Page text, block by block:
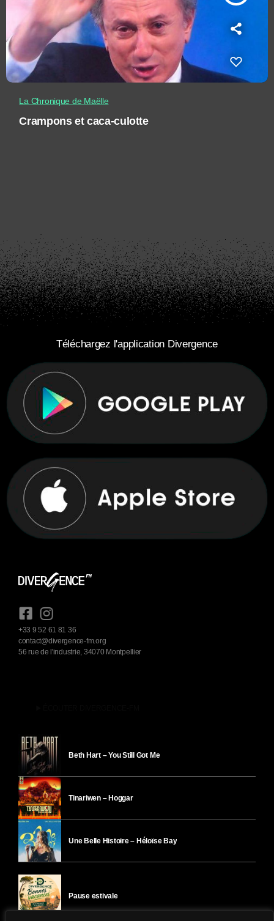
La Chronique de Maëlle
Crampons et caca-culotte
Téléchargez l'application Divergence
+33 9 52 61 81 36
contact@divergence-fm.org
56 rue de l'industrie, 34070 Montpellier
Beth Hart – You Still Got Me
Tinariwen – Hoggar
Une Belle Histoire – Héloïse Bay
Pause estivale